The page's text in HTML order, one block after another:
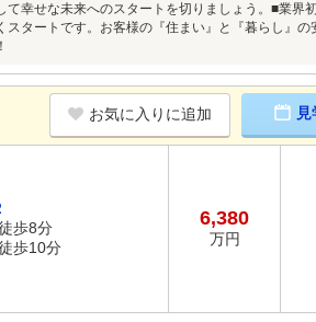
幸せな未来へのスタートを切りましょう。■業界
スタートです。お客様の『住まい』と『暮らし』
お気に入りに追加
歩8分
歩10分
6,380
万円